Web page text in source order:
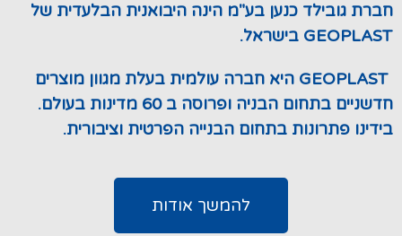
חברת גובילד כנען בע"מ הינה היבואנית הבלעדית של
GEOPLAST בישראל.
GEOPLAST היא חברה עולמית בעלת מגוון מוצרים
חדשניים בתחום הבניה ופרוסה ב 60 מדינות בעולם.
בידינו פתרונות בתחום הבנייה הפרטית וציבורית.
להמשך אודות